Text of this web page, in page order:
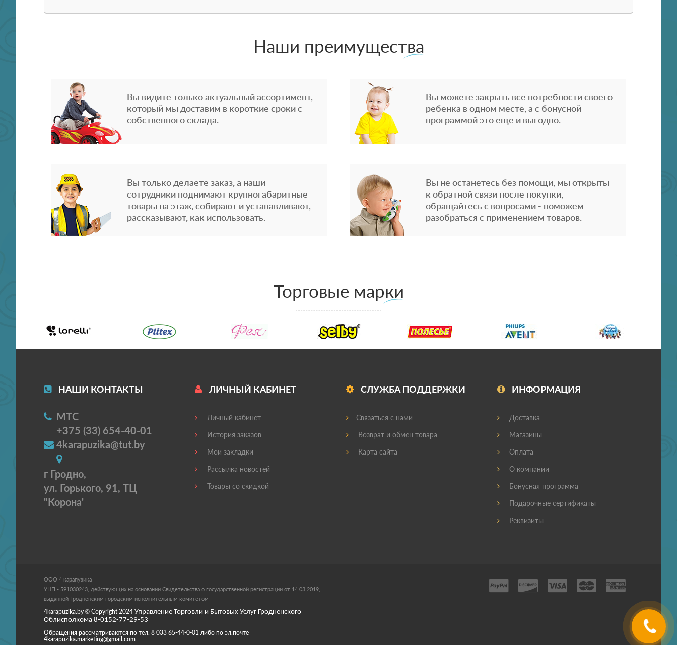
Наши преимущества
Вы видите только актуальный ассортимент,
который мы доставим в короткие сроки с
собственного склада.
Вы можете закрыть все потребности своего
ребенка в одном месте, а с бонусной
программой это еще и выгодно.
Вы только делаете заказ, а наши
сотрудники поднимают крупногабаритные
товары на этаж, собирают и устанавливают,
рассказывают, как использовать.
Вы не останетесь без помощи, мы открыты
к обратной связи после покупки,
обращайтесь с вопросами - поможем
разобраться с применением товаров.
Торговые марки
НАШИ КОНТАКТЫ
МТС
+375 (33) 654-40-01
4karapuzika@tut.by
г Гродно,
ул. Горького, 91, ТЦ
"Корона'
ЛИЧНЫЙ КАБИНЕТ
Личный кабинет
История заказов
Мои закладки
Рассылка новостей
Товары со скидкой
СЛУЖБА ПОДДЕРЖКИ
Связаться с нами
Возврат и обмен товара
Карта сайта
ИНФОРМАЦИЯ
Доставка
Магазины
Оплата
О компании
Бонусная программа
Подарочные сертификаты
Реквизиты
ООО 4 карапузика
УНП - 591030243, действующих на основании Свидетельства о государственной регистрации от 14.03.2019,
выданной Гродненским городским исполнительным комитетом
4karapuzika.by © Copyright 2024 Управление Торговли и Бытовых Услуг Гродненского
Облисполкома 8-0152-77-29-53
Обращения рассматриваются по тел. 8 033 65-44-0-01 либо по эл.почте
4karapuzika.marketing@gmail.com